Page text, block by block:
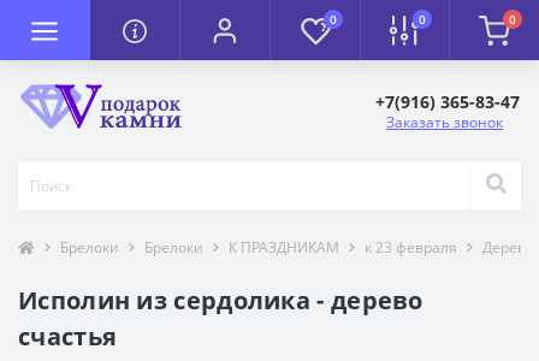
0 0 0
+7(916) 365-83-47
Заказать звонок
Брелоки Брелоки К ПРАЗДНИКАМ к 23 февраля
Исполин из сердолика - дерево
счастья